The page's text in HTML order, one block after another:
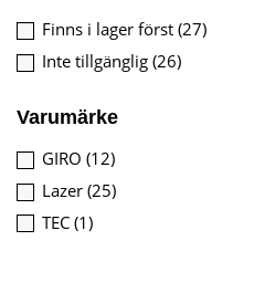
Finns i lager först (27)
Inte tillgänglig (26)
Varumärke
GIRO (12)
Lazer (25)
TEC (1)